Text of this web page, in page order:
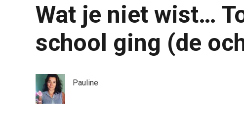
Wat je niet wist…
school ging (de
Pauline